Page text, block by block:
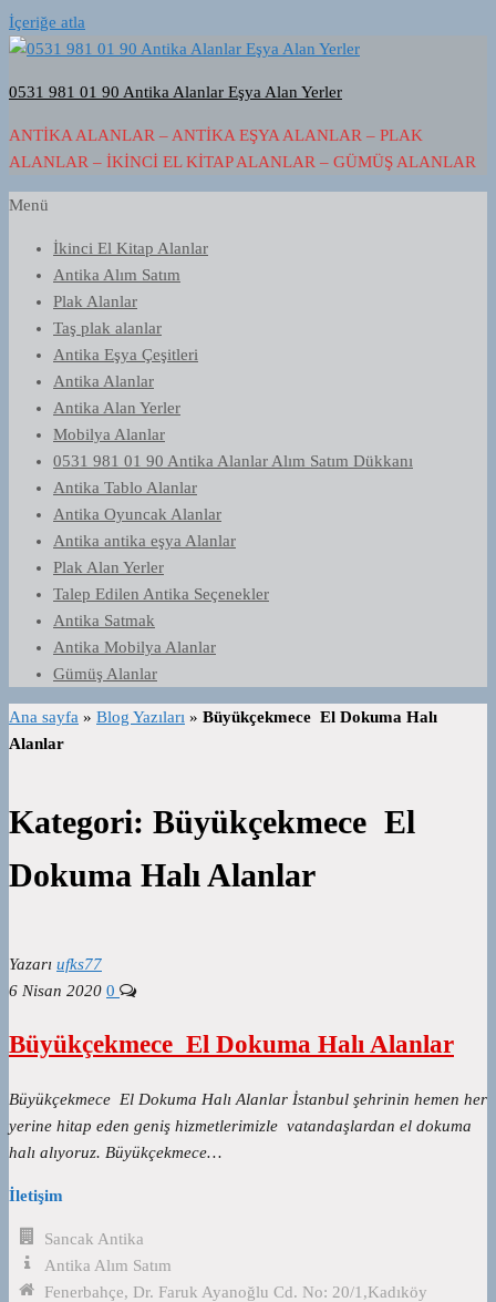
İçeriğe atla
0531 981 01 90 Antika Alanlar Eşya Alan Yerler
ANTIKA ALANLAR – ANTIKA EŞYA ALANLAR – PLAK
ALANLAR – İKINCI EL KITAP ALANLAR – GÜMÜŞ ALANLAR
Menü
İkinci El Kitap Alanlar
Antika Alım Satım
Plak Alanlar
Taş plak alanlar
Antika Eşya Çeşitleri
Antika Alanlar
Antika Alan Yerler
Mobilya Alanlar
0531 981 01 90 Antika Alanlar Alım Satım Dükkanı
Antika Tablo Alanlar
Antika Oyuncak Alanlar
Antika antika eşya Alanlar
Plak Alan Yerler
Talep Edilen Antika Seçenekler
Antika Satmak
Antika Mobilya Alanlar
Gümüş Alanlar
Ana sayfa » Blog Yazıları » Büyükçekmece El Dokuma Halı
Alanlar
Kategori: Büyükçekmece El
Dokuma Halı Alanlar
Yazarı ufks77
6 Nisan 2020 0
Büyükçekmece El Dokuma Halı Alanlar
Büyükçekmece El Dokuma Halı Alanlar İstanbul şehrinin hemen her
yerine hitap eden geniş hizmetlerimizle vatandaşlardan el dokuma
halı alıyoruz. Büyükçekmece…
İletişim
Sancak Antika
Antika Alım Satım
Fenerbahçe, Dr. Faruk Ayanoğlu Cd. No: 20/1,Kadıköy